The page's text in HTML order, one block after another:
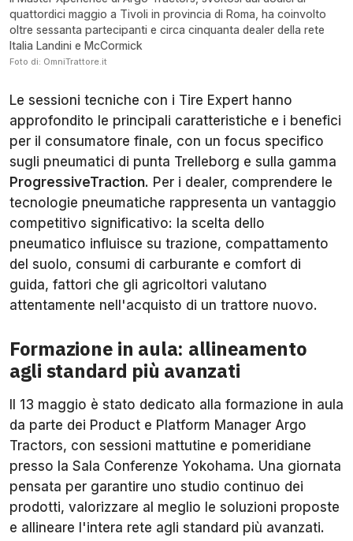
quattordici maggio a Tivoli in provincia di Roma, ha coinvolto
oltre sessanta partecipanti e circa cinquanta dealer della rete
Italia Landini e McCormick
Foto di: OmniTrattore.it
Le sessioni tecniche con i Tire Expert hanno
approfondito le principali caratteristiche e i benefici
per il consumatore finale, con un focus specifico
sugli pneumatici di punta Trelleborg e sulla gamma
ProgressiveTraction. Per i dealer, comprendere le
tecnologie pneumatiche rappresenta un vantaggio
competitivo significativo: la scelta dello
pneumatico influisce su trazione, compattamento
del suolo, consumi di carburante e comfort di
guida, fattori che gli agricoltori valutano
attentamente nell'acquisto di un trattore nuovo.
Formazione in aula: allineamento
agli standard più avanzati
Il 13 maggio è stato dedicato alla formazione in aula
da parte dei Product e Platform Manager Argo
Tractors, con sessioni mattutine e pomeridiane
presso la Sala Conferenze Yokohama. Una giornata
pensata per garantire uno studio continuo dei
prodotti, valorizzare al meglio le soluzioni proposte
e allineare l'intera rete agli standard più avanzati.